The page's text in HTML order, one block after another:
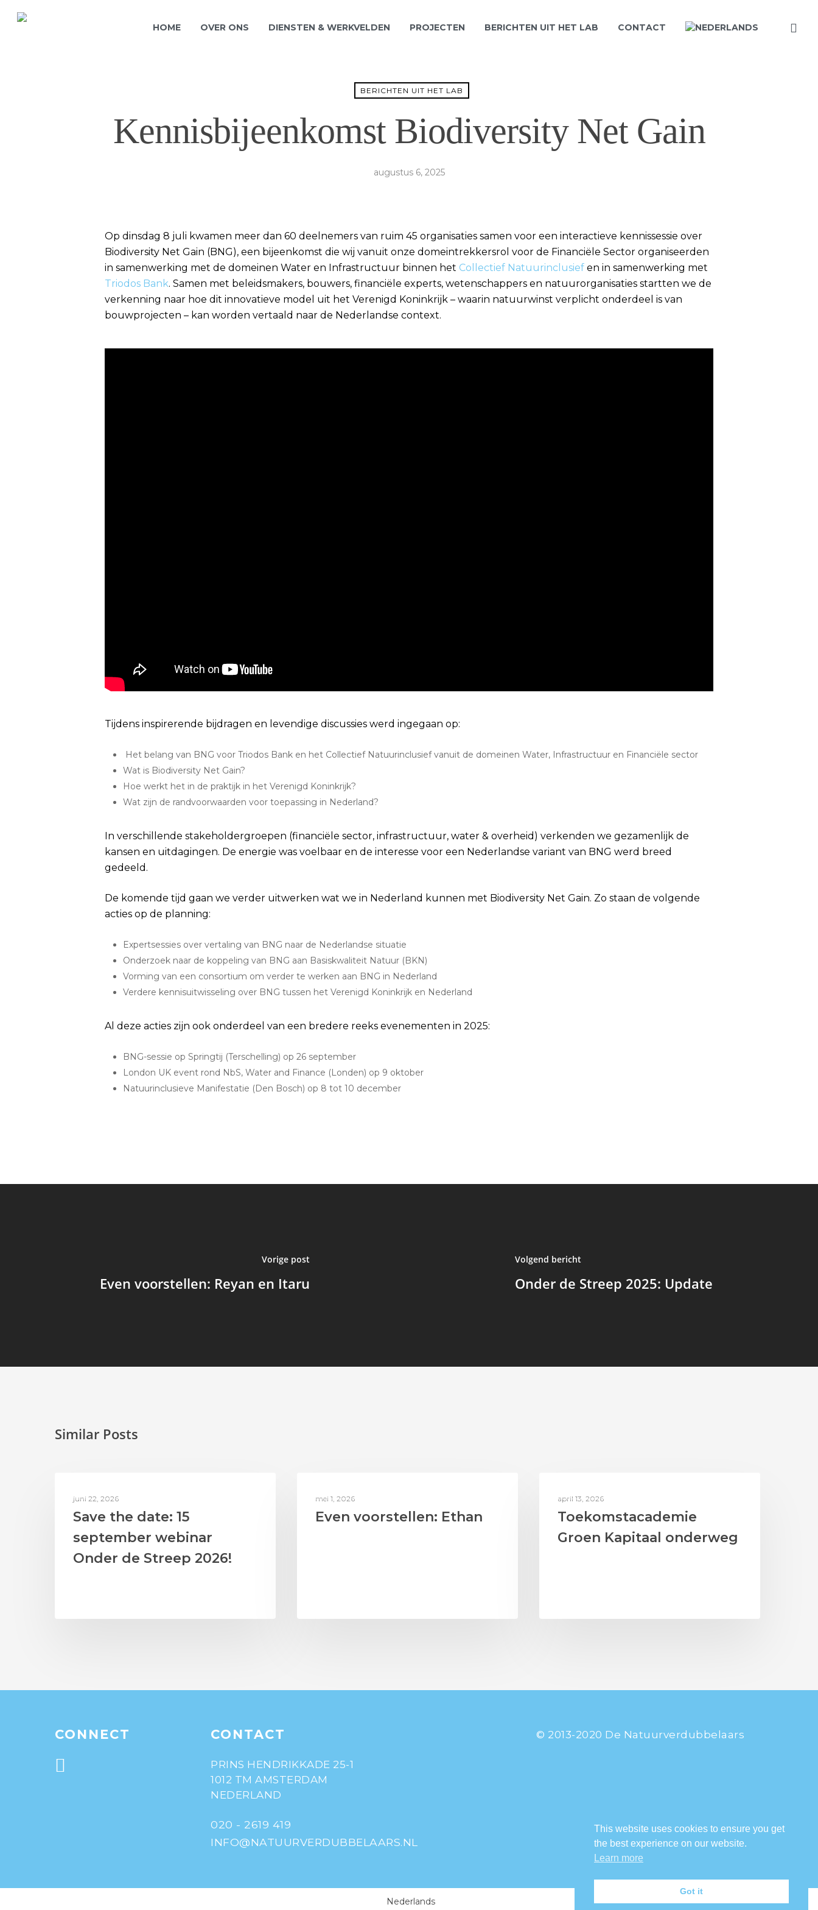
Hit enter to search or ESC to close
HOME OVER ONS DIENSTEN & WERKVELDEN PROJECTEN BERICHTEN UIT HET LAB CONTACT
BERICHTEN UIT HET LAB
Kennisbijeenkomst Biodiversity Net Gain
augustus 6, 2025
Op dinsdag 8 juli kwamen meer dan 60 deelnemers van ruim 45 organisaties samen voor een interactieve kennissessie over
Biodiversity Net Gain (BNG), een bijeenkomst die wij vanuit onze domeintrekkersrol voor de Financiële Sector organiseerden
in samenwerking met de domeinen Water en Infrastructuur binnen het Collectief Natuurinclusief en in samenwerking met
Triodos Bank. Samen met beleidsmakers, bouwers, financiële experts, wetenschappers en natuurorganisaties startten we de
verkenning naar hoe dit innovatieve model uit het Verenigd Koninkrijk – waarin natuurwinst verplicht onderdeel is van
bouwprojecten – kan worden vertaald naar de Nederlandse context.
Tijdens inspirerende bijdragen en levendige discussies werd ingegaan op:
Het belang van BNG voor Triodos Bank en het Collectief Natuurinclusief vanuit de domeinen Water, Infrastructuur en Financiële sector
Wat is Biodiversity Net Gain?
Hoe werkt het in de praktijk in het Verenigd Koninkrijk?
Wat zijn de randvoorwaarden voor toepassing in Nederland?
In verschillende stakeholdergroepen (financiële sector, infrastructuur, water & overheid) verkenden we gezamenlijk de
kansen en uitdagingen. De energie was voelbaar en de interesse voor een Nederlandse variant van BNG werd breed
gedeeld.
De komende tijd gaan we verder uitwerken wat we in Nederland kunnen met Biodiversity Net Gain. Zo staan de volgende
acties op de planning:
Expertsessies over vertaling van BNG naar de Nederlandse situatie
Onderzoek naar de koppeling van BNG aan Basiskwaliteit Natuur (BKN)
Vorming van een consortium om verder te werken aan BNG in Nederland
Verdere kennisuitwisseling over BNG tussen het Verenigd Koninkrijk en Nederland
Al deze acties zijn ook onderdeel van een bredere reeks evenementen in 2025:
BNG-sessie op Springtij (Terschelling) op 26 september
London UK event rond NbS, Water and Finance (Londen) op 9 oktober
Natuurinclusieve Manifestatie (Den Bosch) op 8 tot 10 december
Vorige post
Even voorstellen: Reyan en Itaru
Volgend bericht
Onder de Streep 2025: Update
Similar Posts
juni 22, 2026
Save the date: 15
september webinar
Onder de Streep 2026!
mei 1, 2026
Even voorstellen: Ethan
april 13, 2026
Toekomstacademie
Groen Kapitaal onderweg
CONNECT CONTACT
PRINS HENDRIKKADE 25-1
1012 TM AMSTERDAM
NEDERLAND
020 - 2619 419
INFO@NATUURVERDUBBELAARS.NL
© 2013-2020 De Natuurverdubbelaars
Nederlands
This website uses cookies to ensure you get
the best experience on our website.
Learn more
Got it